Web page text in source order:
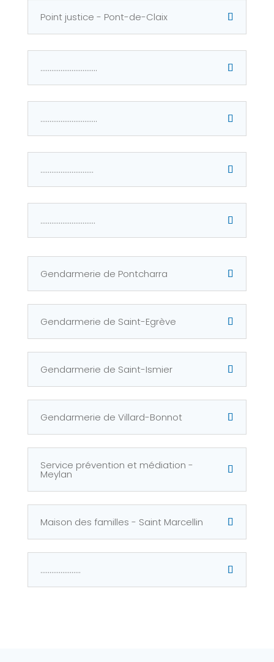
Point justice - Pont-de-Claix
...............................
...............................
.............................
..............................
Gendarmerie de Pontcharra
Gendarmerie de Saint-Egrève
Gendarmerie de Saint-Ismier
Gendarmerie de Villard-Bonnot
Service prévention et médiation -
Meylan
Maison des familles - Saint Marcellin
......................